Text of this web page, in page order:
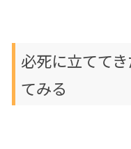
必死に立てて
てみる